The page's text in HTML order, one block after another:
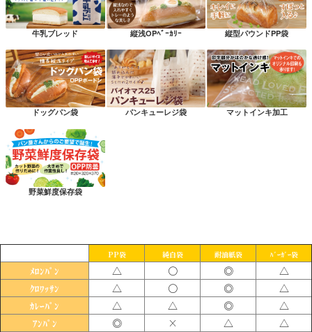
牛乳ブレッド 縦浅OPﾍﾞｰｶﾘｰ 縦型パウンドPP袋
ドッグパン袋 パンキューレジ袋 マットインキ加工
野菜鮮度保存袋
PP袋 純白袋 耐油紙袋 ﾊﾞｰｶﾞｰ袋
ﾒﾛﾝﾊﾟﾝ △ 〇 ◎ △
ｸﾛﾜｯｻﾝ △ 〇 ◎ △
ｶﾚｰﾊﾟﾝ △ △ ◎ △
ｱﾝﾊﾟﾝ ◎ × △ △